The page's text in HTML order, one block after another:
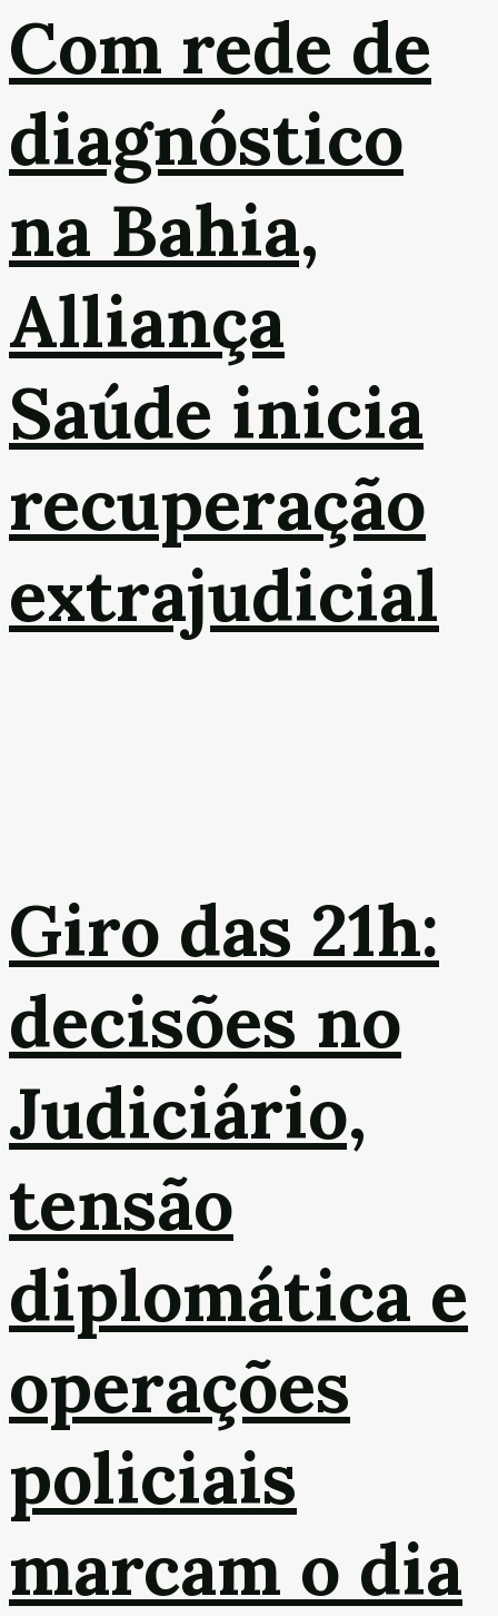
Com rede de
diagnóstico
na Bahia,
Alliança
Saúde inicia
recuperação
extrajudicial
Giro das 21h:
decisões no
Judiciário,
tensão
diplomática e
operações
policiais
marcam o dia